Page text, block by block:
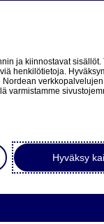
Uutiset & analyysit
ja kiinnostavat sisällöt.
henkilötietoja.
verkkopalvelujen
varmistamme
Hyväksy